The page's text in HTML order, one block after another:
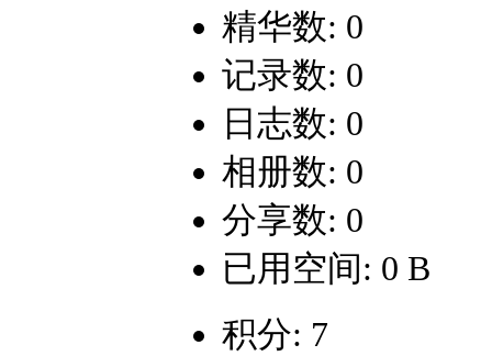
精华数: 0
记录数: 0
日志数: 0
相册数: 0
分享数: 0
已用空间: 0 B
积分: 7